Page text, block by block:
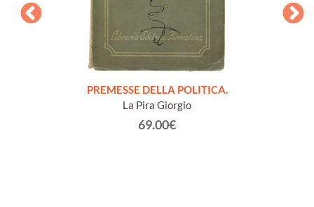
PREMESSE DELLA POLITICA.
La Pira Giorgio
69.00€